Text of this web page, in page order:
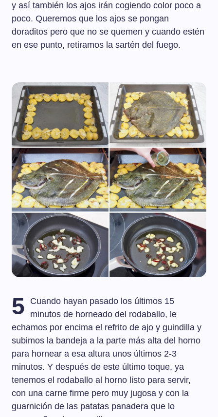
y así también los ajos irán cogiendo color poco a
poco. Queremos que los ajos se pongan
doraditos pero que no se quemen y cuando estén
en ese punto, retiramos la sartén del fuego.
5
Cuando hayan pasado los últimos 15
minutos de horneado del rodaballo, le
echamos por encima el refrito de ajo y guindilla y
subimos la bandeja a la parte más alta del horno
para hornear a esa altura unos últimos 2-3
minutos. Y después de este último toque, ya
tenemos el rodaballo al horno listo para servir,
con una carne firme pero muy jugosa y con la
guarnición de las patatas panadera que lo